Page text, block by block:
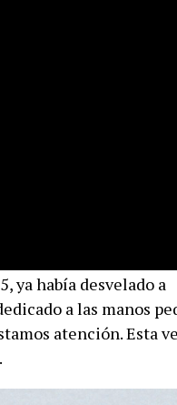
ya había desvelado a
a las manos
atención. Esta